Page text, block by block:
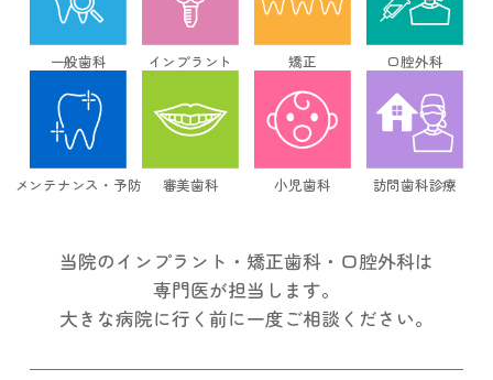
一般歯科 インプラント 矯正 口腔外科
メンテナンス・予防 審美歯科 小児歯科 訪問歯科診療
当院のインプラント・矯正歯科・口腔外科は
専門医が担当します。
大きな病院に行く前に一度ご相談ください。